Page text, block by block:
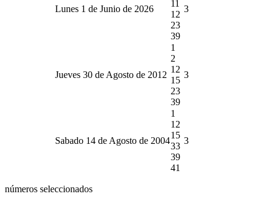
Lunes 1 de Junio de 2026
11
12
23
39
3
Jueves 30 de Agosto de 2012
1
2
12
15
23
39
3
Sabado 14 de Agosto de 2004
1
12
15
33
39
41
3
números seleccionados